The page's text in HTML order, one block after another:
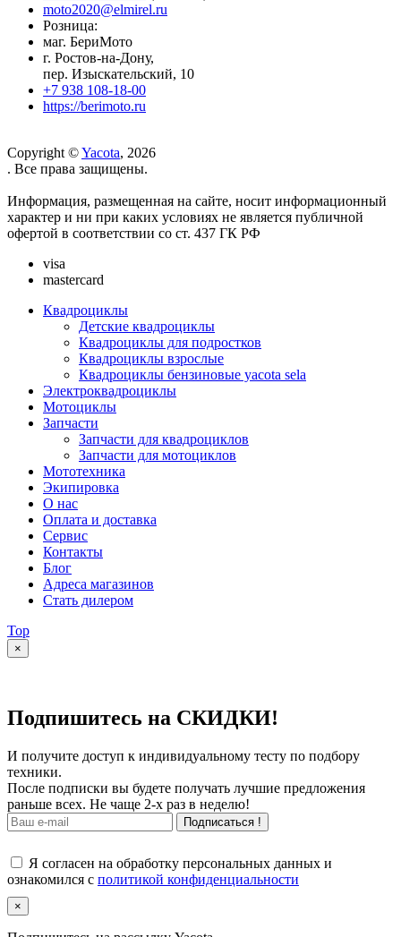
moto2020@elmirel.ru
Розница:
маг. БериМото
г. Ростов-на-Дону,
пер. Изыскательский, 10
+7 938 108-18-00
https://berimoto.ru
Copyright ©Yacota, 2026
. Все права защищены.
Информация, размещенная на сайте, носит информационный
характер и ни при каких условиях не является публичной
офертой в соответствии со ст. 437 ГК РФ
visa
mastercard
Квадроциклы
Детские квадроциклы
Квадроциклы для подростков
Квадроциклы взрослые
Квадроциклы бензиновые yacota sela
Электроквадроциклы
Мотоциклы
Запчасти
Запчасти для квадроциклов
Запчасти для мотоциклов
Мототехника
Экипировка
О нас
Оплата и доставка
Сервис
Контакты
Блог
Адреса магазинов
Стать дилером
Top
×
Подпишитесь на СКИДКИ!
И получите доступ к индивидуальному тесту по подбору
техники.
После подписки вы будете получать лучшие предложения
раньше всех. Не чаще 2-х раз в неделю!
Подписаться !
Я согласен на обработку персональных данных и
ознакомился с политикой конфиденциальности
×